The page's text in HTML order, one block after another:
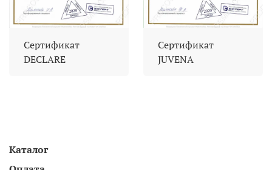
Сертификат
DECLARE
Сертификат
JUVENA
Каталог